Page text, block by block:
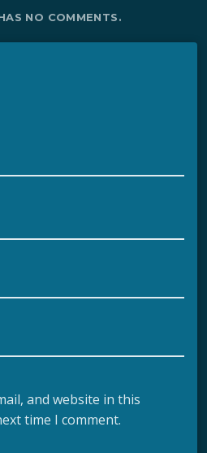
NO COMMENTS.
and website in this
time I comment.